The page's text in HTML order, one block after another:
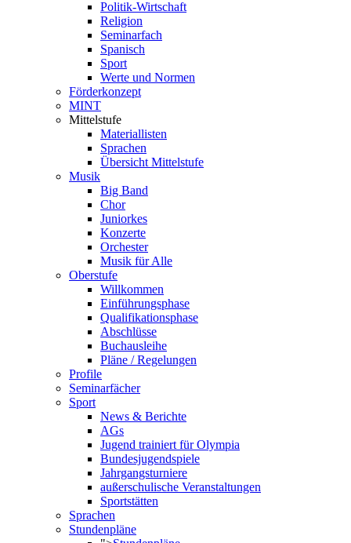
Politik-Wirtschaft
Religion
Seminarfach
Spanisch
Sport
Werte und Normen
Förderkonzept
MINT
Mittelstufe
Materiallisten
Sprachen
Übersicht Mittelstufe
Musik
Big Band
Chor
Juniorkes
Konzerte
Orchester
Musik für Alle
Oberstufe
Willkommen
Einführungsphase
Qualifikationsphase
Abschlüsse
Buchausleihe
Pläne / Regelungen
Profile
Seminarfächer
Sport
News & Berichte
AGs
Jugend trainiert für Olympia
Bundesjugendspiele
Jahrgangsturniere
außerschulische Veranstaltungen
Sportstätten
Sprachen
Stundenpläne